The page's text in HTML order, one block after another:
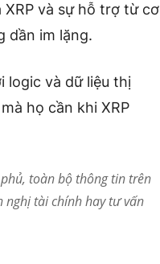
và sự hỗ trợ từ cơ
dần im lặng.
logic và dữ liệu thị
họ cần khi XRP
toàn bộ thông tin trên
nghị tài chính hay tư vấn